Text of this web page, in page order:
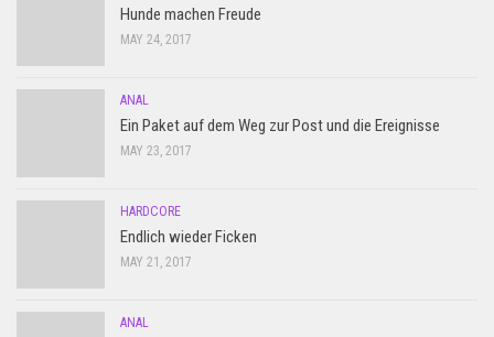
Hunde machen Freude
MAY 24, 2017
ANAL
Ein Paket auf dem Weg zur Post und die Ereignisse
MAY 23, 2017
HARDCORE
Endlich wieder Ficken
MAY 21, 2017
ANAL